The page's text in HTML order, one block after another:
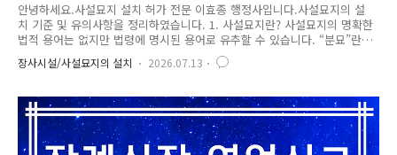
안녕하세요.사설묘지 설치 허가 전문 이효종 행정사입니다.사설묘지의 설
치 기준 및 유의사항을 정리하였습니다. 1. 사설묘지란? 사설묘지의 명확한
법적 용어는 없지만 법령에 명시된 용어로 유추할 수 있습니다. “분묘”란
시신이나 유골을 매장하는 시설을 말하며, “묘지”란 분묘를 설치하는 구역
을 합니다. 즉 사설묘지란 행정기관이 아닌 자가 시신이나 유골을 매장하
ㆍ도지사 또는 시장ㆍ군수ㆍ구청장이 아닌 자는 다음 각 호의 구분에 따른
묘지(이하 “사설묘지”라 한다)를 설치ㆍ관리할 수 있다.1. 개인묘지 : 1기의
분묘 또는 해당 분묘에 매장된 자와 배우자 관계였던 자의 분묘를 같은 구
역 안에 설치하는 묘지2. 가족묘지 : 「민법」에 ..
장사시설/사설묘지의 설치 2026.07.13